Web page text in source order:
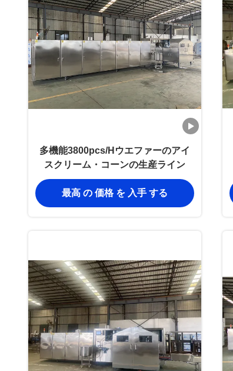
多機能3800pcs/Hウエファーのアイ
スクリーム・コーンの生産ライン
最高 の 価格 を 入手 する